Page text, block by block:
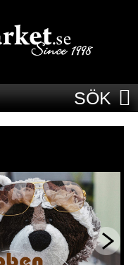
SÖK